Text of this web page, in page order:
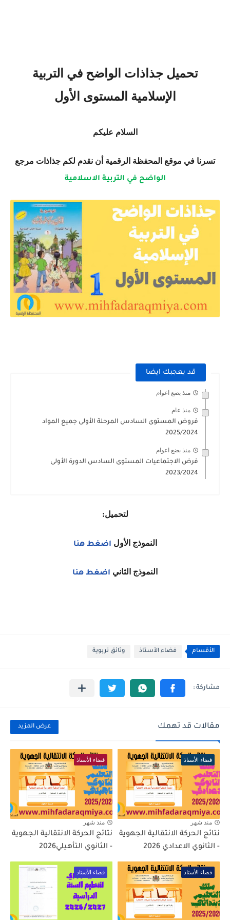
تحميل جذاذات الواضح في التربية
الإسلامية المستوى الأول
السلام عليكم
تسرنا في موقع المحفظة الرقمية أن نقدم لكم جذاذات مرجع
الواضح في التربية الاسلامية
قد يعجبك ايضا
منذ بضع اعوام
منذ عام
فروض المستوى السادس المرحلة الأولى جميع المواد
2025/2024
منذ بضع اعوام
فرض الاجتماعيات المستوى السادس الدورة الأولى
2023/2024
لتحميل:
النموذج الأول اضغط هنا
النموذج الثاني اضغط هنا
الأقسام فضاء الأستاذ وثائق تربوية
مقالات قد تهمك عرض المزيد
فضاء الأستاذ
منذ شهر
نتائج الحركة الانتقالية الجهوية
- الثانوي الاعدادي 2026
فضاء الأستاذ
منذ شهر
نتائج الحركة الانتقالية الجهوية
- الثانوي التأهيلي2026
فضاء الأستاذ فضاء الأستاذ